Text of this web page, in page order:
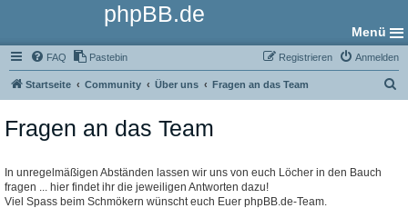
phpBB.de
Menü
FAQ Pastebin Anmelden
Registrieren
Startseite Community Über uns Fragen an das Team
Fragen an das Team
In unregelmäßigen Abständen lassen wir uns von euch Löcher in den Bauch
fragen ... hier findet ihr die jeweiligen Antworten dazu!
Viel Spass beim Schmökern wünscht euch Euer phpBB.de-Team.